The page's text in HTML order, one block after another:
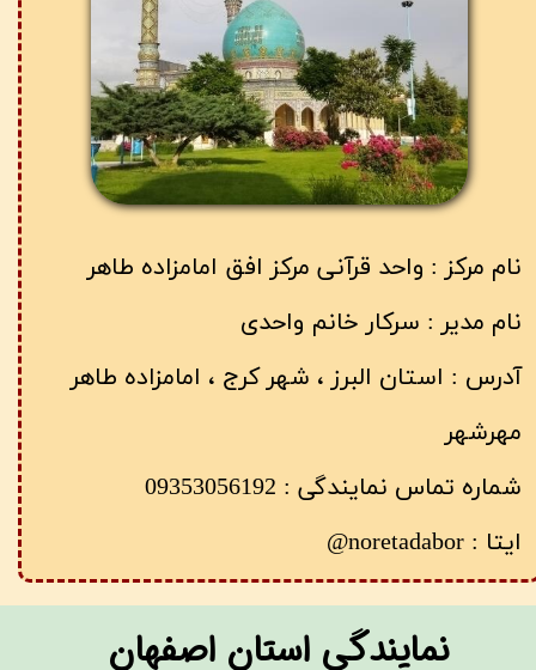
نام مرکز : واحد قرآنی مرکز افق امامزاده طاهر
نام مدیر : سرکار خانم واحدی
آدرس : استان البرز ، شهر کرج ، امامزاده طاهر
مهرشهر
شماره تماس نمایندگی : 09353056192
ایتا : noretadabor@
​نمایندگی استان اصفهان